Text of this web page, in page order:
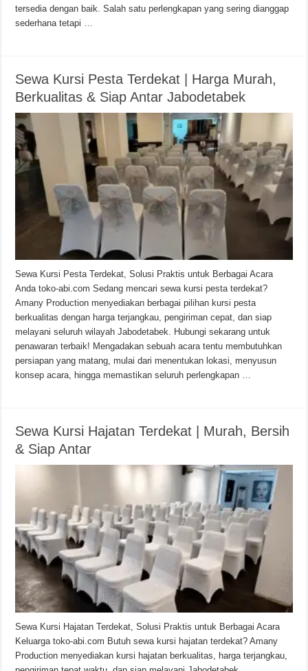
tersedia dengan baik. Salah satu perlengkapan yang sering dianggap
sederhana tetapi …
Sewa Kursi Pesta Terdekat | Harga Murah,
Berkualitas & Siap Antar Jabodetabek
Sewa Kursi Pesta Terdekat, Solusi Praktis untuk Berbagai Acara
Anda toko-abi.com Sedang mencari sewa kursi pesta terdekat?
Amany Production menyediakan berbagai pilihan kursi pesta
berkualitas dengan harga terjangkau, pengiriman cepat, dan siap
melayani seluruh wilayah Jabodetabek. Hubungi sekarang untuk
penawaran terbaik! Mengadakan sebuah acara tentu membutuhkan
persiapan yang matang, mulai dari menentukan lokasi, menyusun
konsep acara, hingga memastikan seluruh perlengkapan …
Sewa Kursi Hajatan Terdekat | Murah, Bersih
& Siap Antar
Sewa Kursi Hajatan Terdekat, Solusi Praktis untuk Berbagai Acara
Keluarga toko-abi.com Butuh sewa kursi hajatan terdekat? Amany
Production menyediakan kursi hajatan berkualitas, harga terjangkau,